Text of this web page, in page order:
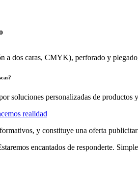
a dos caras, CMYK), perforado y
soluciones personalizadas de productos
realidad
y constituye una oferta
encantados de responderte.